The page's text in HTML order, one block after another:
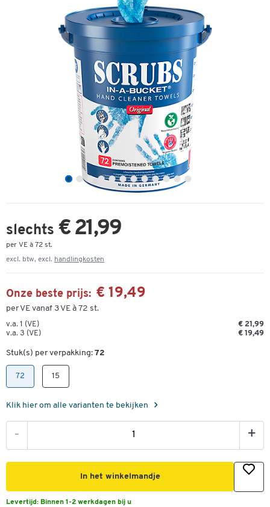
slechts € 21,99
per VE à 72 st.
excl. btw, excl. handlingkosten
Onze beste prijs: € 19,49
per VE vanaf 3 VE à 72 st.
v.a. 1 (VE)
€ 21,99
v.a. 3 (VE)
€ 19,49
Stuk(s) per verpakking: 72
72 15
Klik hier om alle varianten te bekijken
- +
In het winkelmandje
Levertijd: Binnen 1-2 werkdagen bij u